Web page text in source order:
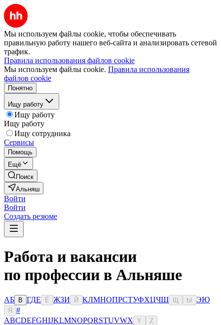
Мы используем файлы cookie, чтобы обеспечивать
правильную работу нашего веб-сайта и анализировать сетевой
трафик.
Правила использования файлов cookie
Мы используем файлы cookie. Правила использования
файлов cookie
Понятно
Ищу работу
Ищу работу
Ищу работу
Ищу сотрудника
Сервисы
Помощь
Ещё
Поиск
Альняш
Войти
Войти
Создать резюме
Работа и вакансии
по профессии в Альняше
АБ В ГДЕ Ё ЖЗИ Й КЛМНОПРСТУФХЦЧШ Ы ЭЮ
Я
#
ABCDEFGHIJKLMNOPQRSTUVWX Y Z